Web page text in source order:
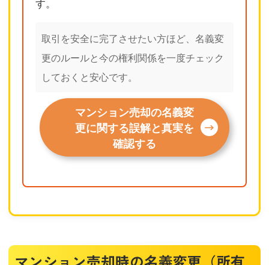
取引を安全に完了させたい方ほど、名義変
更のルールと今の権利関係を一度チェック
しておくと安心です。
マンション売却の名義変
更に関する誤解と真実を
確認する